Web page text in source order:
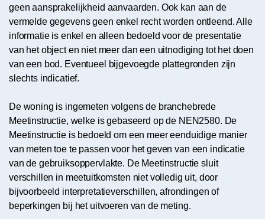
geen aansprakelijkheid aanvaarden. Ook kan aan de
vermelde gegevens geen enkel recht worden ontleend. Alle
informatie is enkel en alleen bedoeld voor de presentatie
van het object en niet meer dan een uitnodiging tot het doen
van een bod. Eventueel bijgevoegde plattegronden zijn
slechts indicatief.
De woning is ingemeten volgens de branchebrede
Meetinstructie, welke is gebaseerd op de NEN2580. De
Meetinstructie is bedoeld om een meer eenduidige manier
van meten toe te passen voor het geven van een indicatie
van de gebruiksoppervlakte. De Meetinstructie sluit
verschillen in meetuitkomsten niet volledig uit, door
bijvoorbeeld interpretatieverschillen, afrondingen of
beperkingen bij het uitvoeren van de meting.